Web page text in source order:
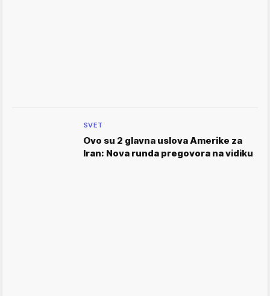
SVET
Ovo su 2 glavna uslova Amerike za
Iran: Nova runda pregovora na vidiku